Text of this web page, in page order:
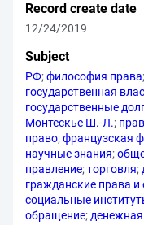
Record create date
12/24/2019
Subject
РФ;философия права;
государственная
государственные
Монтескье Ш.-Л.;
право;французская
научные знания;
правление;торговля;
гражданские права и
социальные
обращение;